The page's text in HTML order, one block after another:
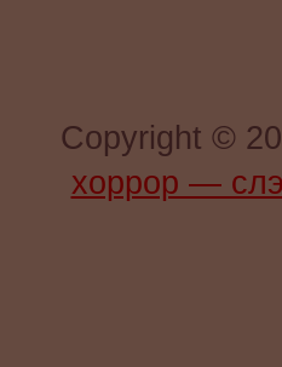
Copyright ©
хоррор —